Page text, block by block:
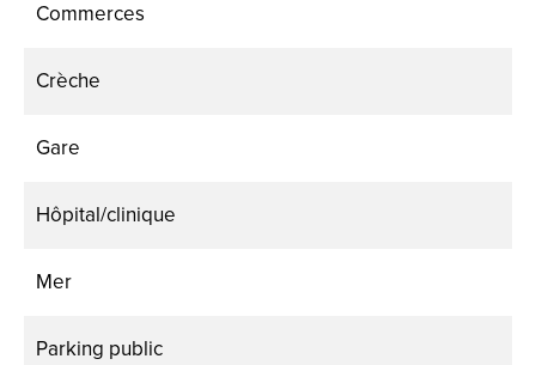
Commerces
Crèche
Gare
Hôpital/clinique
Mer
Parking public